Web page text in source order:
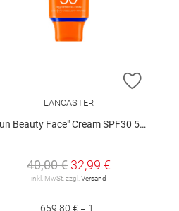
ZUR
LANCASTER
Beauty Face" Cream SPF30 50 ml
40,00 € 32,99 €
inkl. MwSt. zzgl.Versand
659,80 € = 1 l